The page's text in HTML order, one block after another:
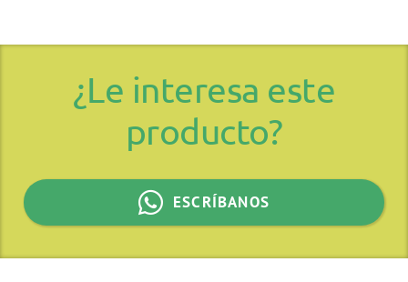
¿Le interesa este
producto?
ESCRÍBANOS